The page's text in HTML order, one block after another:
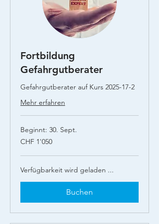
Fortbildung
Gefahrgutberater
Gefahrgutberater auf Kurs 2025-17-2
Mehr erfahren
Beginnt: 30. Sept.
1'050
Schweizer
CHF 1'050
Verfügbarkeit wird geladen ...
Buchen